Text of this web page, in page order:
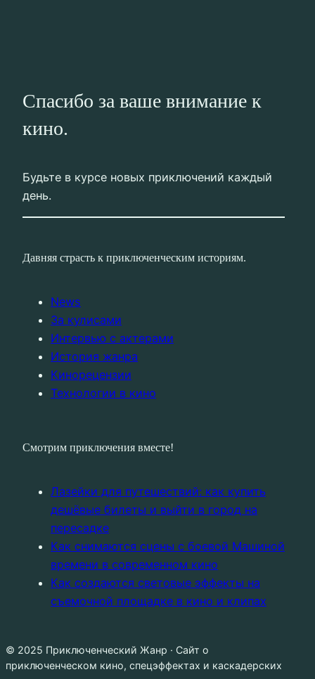
Спасибо за ваше внимание к
кино.
Будьте в курсе новых приключений каждый
день.
Давняя страсть к приключенческим историям.
News
За кулисами
Интервью с актерами
История жанра
Кинорецензии
Технологии в кино
Смотрим приключения вместе!
Лазейки для путешествий: как купить
дешёвые билеты и выйти в город на
пересадке
Как снимаются сцены с боевой Машиной
времени в современном кино
Как создаются световые эффекты на
съемочной площадке в кино и клипах
© 2025 Приключенческий Жанр · Сайт о
приключенческом кино, спецэффектах и каскадерских